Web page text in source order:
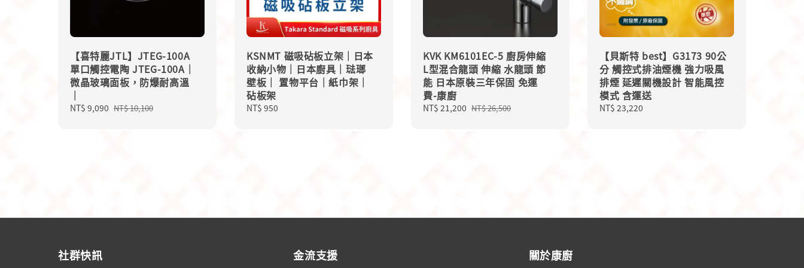
【喜特麗JTL】JTEG-100A
單口觸控電陶 JTEG-100A｜
微晶玻璃面板，防爆耐高溫
｜
Sale
NT$ 9,090 Regular
NT$ 10,100
KSNMT 磁吸砧板立架｜日本
收納小物｜日本廚具｜琺瑯
壁板｜ 置物平台｜紙巾架｜
砧板架
Regular
NT$ 950
KVK KM6101EC-5 廚房伸縮
L型混合龍頭 伸縮 水龍頭 節
能 日本原裝三年保固 免運
費-康廚
Sale
NT$ 21,200 Regular
NT$ 26,500
【貝斯特 best】G3173 90公
分 觸控式排油煙機 強力吸風
排煙 延遲關機設計 智能風控
模式 含運送
Regular
NT$ 23,220
社群快訊 金流支援 關於康廚